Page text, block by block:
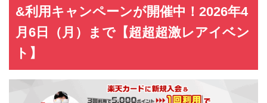
&利用キャンペーンが開催中！2026年4
月6日（月）まで【超超超激レアイベン
ト】